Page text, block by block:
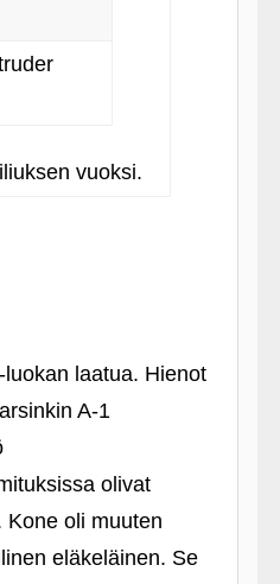
vuoksi.
laatua. Hienot
A-1
olivat
Kone oli muuten
eläkeläinen. Se